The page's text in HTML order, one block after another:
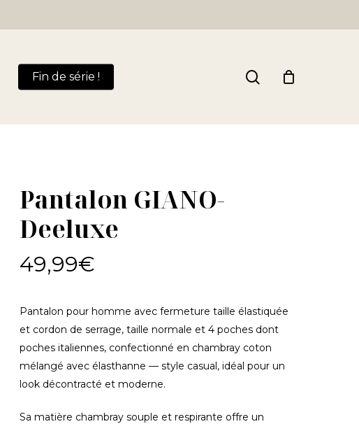
Fin de série ! search
Close
Pantalon GIANO-
Deeluxe
49,99€
Pantalon pour homme avec fermeture taille élastiquée
et cordon de serrage, taille normale et 4 poches dont
poches italiennes, confectionné en chambray coton
mélangé avec élasthanne — style casual, idéal pour un
look décontracté et moderne.
Sa matière chambray souple et respirante offre un